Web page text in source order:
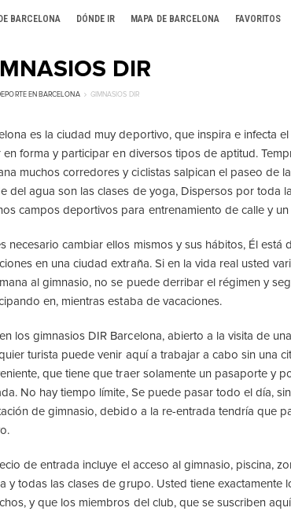
BARCELONA DÓNDE IR MAPA DE BARCELONA FAVORITOS
DIR
EN BARCELONA GIMNASIOS DIR
es la ciudad muy deportivo, que inspira e infecta
en forma y participar en diversos tipos de aptitud.
muchos corredores y ciclistas salpican el paseo de
del agua son las clases de yoga, Dispersos por toda
campos deportivos para entrenamiento de calle y un
necesario cambiar ellos mismos y sus hábitos, Él está
en una ciudad extraña. Si en la vida real usted
al gimnasio, no se puede derribar el régimen y
en, mientras estaba de vacaciones.
los gimnasios DIR Barcelona, ​​abierto a la visita de
turista puede venir aquí a trabajar a cabo sin una
que tiene que traer solamente un pasaporte y
No hay tiempo límite, Se puede pasar todo el día,
de gimnasio, debido a la re-entrada tendría que
de entrada incluye el acceso al gimnasio, piscina,
y todas las clases de grupo. Usted tiene exactamente
y que los miembros del club, que se suscriben